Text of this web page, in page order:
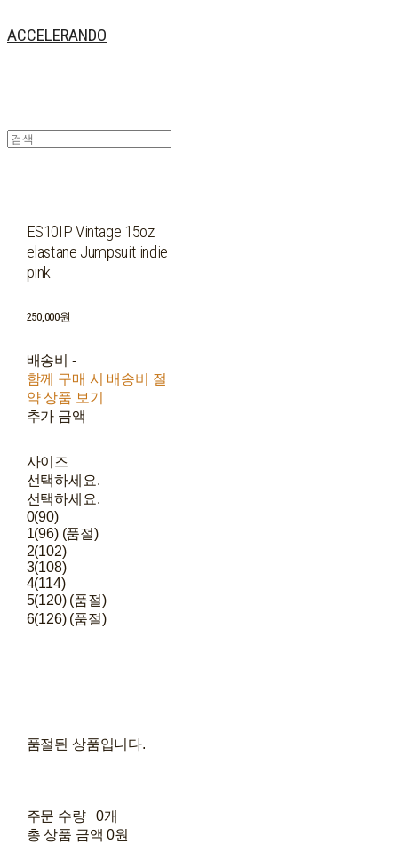
ACCELERANDO
ES10IP Vintage 15oz
elastane Jumpsuit indie
pink
250,000원
배송비 -
함께 구매 시 배송비 절
약 상품 보기
추가 금액
사이즈
선택하세요.
선택하세요.
0(90)
1(96) (품절)
2(102)
3(108)
4(114)
5(120) (품절)
6(126) (품절)
품절된 상품입니다.
주문 수량
0개
총 상품 금액 0원